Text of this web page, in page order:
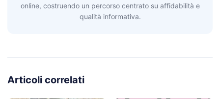
online, costruendo un percorso centrato su affidabilità e
qualità informativa.
Articoli correlati